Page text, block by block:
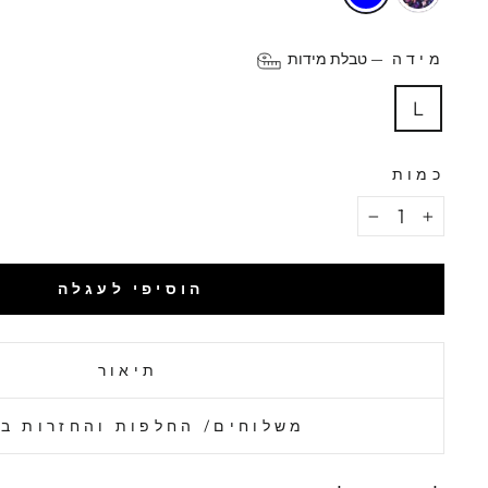
מידה — טבלת מידות
L
כמות
− +
הוסיפי לעגלה
תיאור
משלוחים/ החלפות והחזרות